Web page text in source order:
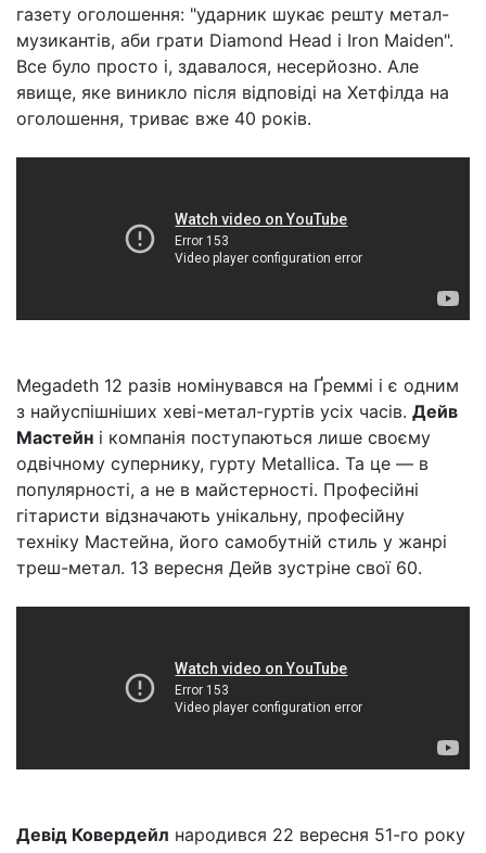
газету оголошення: "ударник шукає решту метал-
музикантів, аби грати Diamond Head і Iron Maiden".
Все було просто і, здавалося, несерйозно. Але
явище, яке виникло після відповіді на Хетфілда на
оголошення, триває вже 40 років.
Megadeth 12 разів номінувався на Ґреммі і є одним
з найуспішніших хеві-метал-гуртів усіх часів. Дейв
Мастейн і компанія поступаються лише своєму
одвічному супернику, гурту Metallica. Та це — в
популярності, а не в майстерності. Професійні
гітаристи відзначають унікальну, професійну
техніку Мастейна, його самобутній стиль у жанрі
треш-метал. 13 вересня Дейв зустріне свої 60.
Девід Ковердейл народився 22 вересня 51-го року